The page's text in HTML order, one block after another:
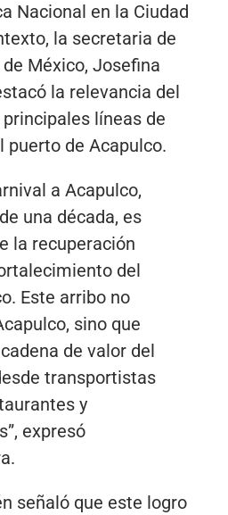
Nacional en la Ciudad
la secretaria de
México, Josefina
la relevancia del
líneas de
puerto de Acapulco.
a Acapulco,
una década, es
la recuperación
del
Este arribo no
sino que
de valor del
transportistas
y
expresó
señaló que este logro